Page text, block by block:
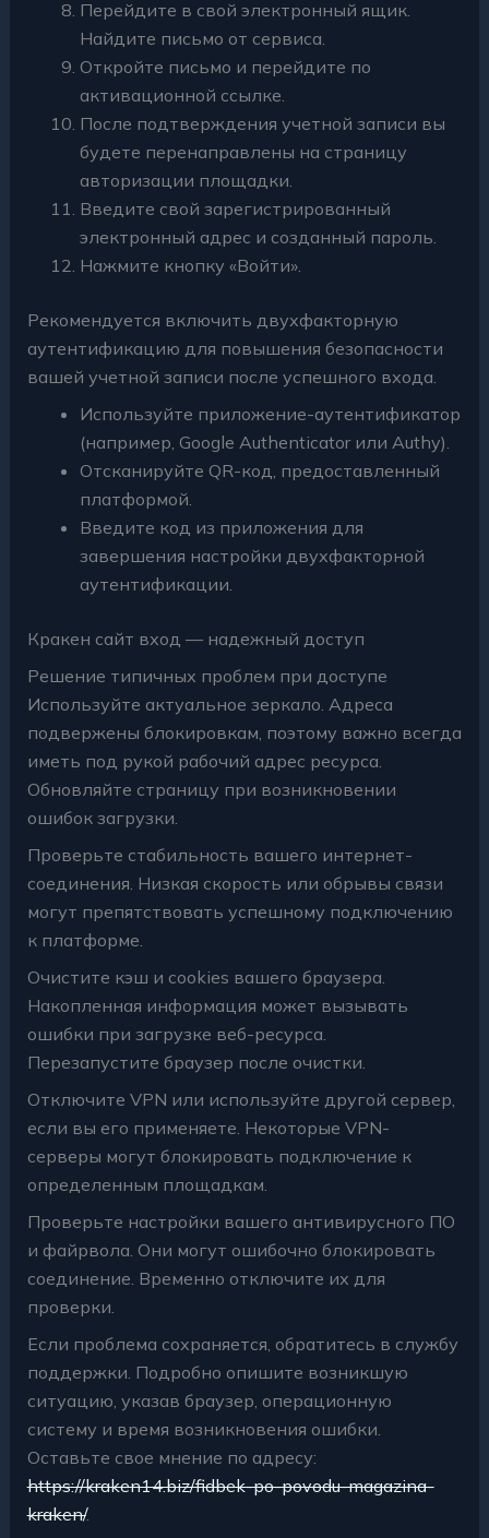
Перейдите в свой электронный ящик.
Найдите письмо от сервиса.
Откройте письмо и перейдите по
активационной ссылке.
После подтверждения учетной записи вы
будете перенаправлены на страницу
авторизации площадки.
Введите свой зарегистрированный
электронный адрес и созданный пароль.
Нажмите кнопку «Войти».
Рекомендуется включить двухфакторную
аутентификацию для повышения безопасности
вашей учетной записи после успешного входа.
Используйте приложение-аутентификатор
(например, Google Authenticator или Authy).
Отсканируйте QR-код, предоставленный
платформой.
Введите код из приложения для
завершения настройки двухфакторной
аутентификации.
Кракен сайт вход — надежный доступ
Решение типичных проблем при доступе
Используйте актуальное зеркало. Адреса
подвержены блокировкам, поэтому важно всегда
иметь под рукой рабочий адрес ресурса.
Обновляйте страницу при возникновении
ошибок загрузки.
Проверьте стабильность вашего интернет-
соединения. Низкая скорость или обрывы связи
могут препятствовать успешному подключению
к платформе.
Очистите кэш и cookies вашего браузера.
Накопленная информация может вызывать
ошибки при загрузке веб-ресурса.
Перезапустите браузер после очистки.
Отключите VPN или используйте другой сервер,
если вы его применяете. Некоторые VPN-
серверы могут блокировать подключение к
определенным площадкам.
Проверьте настройки вашего антивирусного ПО
и файрвола. Они могут ошибочно блокировать
соединение. Временно отключите их для
проверки.
Если проблема сохраняется, обратитесь в службу
поддержки. Подробно опишите возникшую
ситуацию, указав браузер, операционную
систему и время возникновения ошибки.
Оставьте свое мнение по адресу:
https://kraken14.biz/fidbek-po-povodu-magazina-
kraken/.